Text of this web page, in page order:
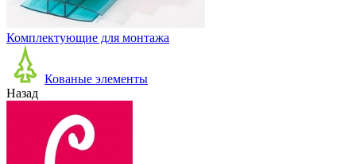
Комплектующие для монтажа
Кованые элементы
Назад